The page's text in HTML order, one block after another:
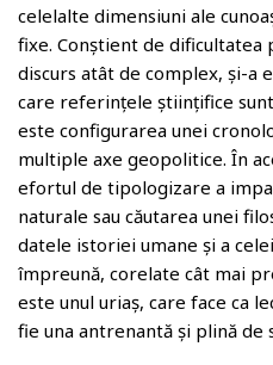
celelalte dimensiuni ale
fixe. Conștient de dificultatea
discurs atât de complex, și-a
care referințele științifice
este configurarea unei
multiple axe geopolitice. În
efortul de tipologizare a
naturale sau căutarea unei
datele istoriei umane și a
împreună, corelate cât mai
este unul uriaș, care face ca
fie una antrenantă și plină de